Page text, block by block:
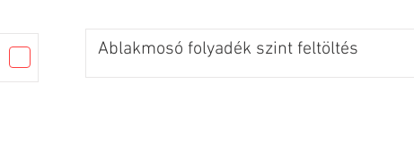
Ablakmosó folyadék szint feltöltés